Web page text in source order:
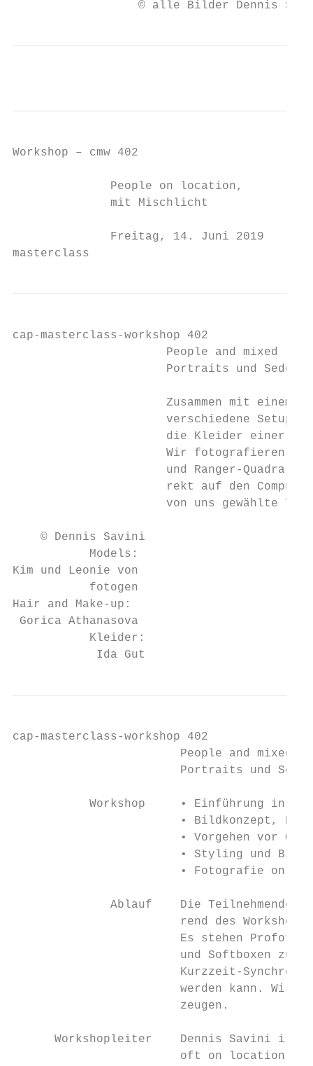
© alle Bilder Dennis
Workshop – cmw 402
              People on location,
              mit Mischlicht
              Freitag, 14. Juni 2019
masterclass
cap-masterclass-workshop 402
People and mixed
Portraits und
Zusammen mit einem
verschiedene Setups
die Kleider einer
Wir fotografieren
und Ranger-Quadra-
rekt auf den
von uns gewählte
    © Dennis Savini
           Models:
Kim und Leonie von
           fotogen
Hair and Make-up:
Gorica Athanasova
           Kleider:
            Ida Gut
cap-masterclass-workshop 402
People and mixed
Portraits und
Workshop     • Einführung in
• Bildkonzept,
                        • Vorgehen vor Ort
• Styling und
• Fotografie on
Ablauf    Die Teilnehmenden
rend des
Es stehen
und Softboxen zur
Kurzzeit-
werden kann. Wir
                        zeugen.
Workshopleiter    Dennis Savini ist
oft on location.